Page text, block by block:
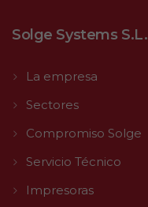
Solge Systems S.L.
La empresa
Sectores
Compromiso Solge
Servicio Técnico
Impresoras